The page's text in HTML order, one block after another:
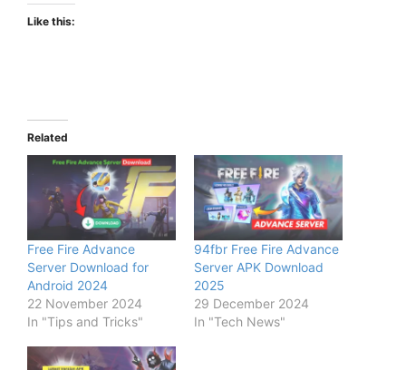
Like this:
Related
Free Fire Advance
Server Download for
Android 2024
22 November 2024
In "Tips and Tricks"
94fbr Free Fire Advance
Server APK Download
2025
29 December 2024
In "Tech News"